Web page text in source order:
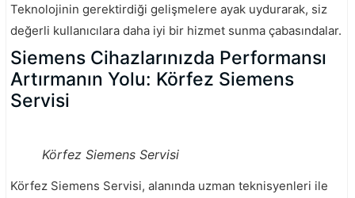
Teknolojinin gerektirdiği gelişmelere ayak uydurarak, siz
değerli kullanıcılara daha iyi bir hizmet sunma çabasındalar.
Siemens Cihazlarınızda Performansı
Artırmanın Yolu: Körfez Siemens
Servisi
Körfez Siemens Servisi
Körfez Siemens Servisi, alanında uzman teknisyenleri ile